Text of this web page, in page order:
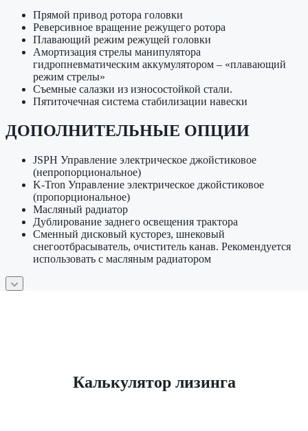
Прямой привод ротора головки
Реверсивное вращение режущего ротора
Плавающий режим режущей головки
Амортизация стрелы манипулятора
гидропневматическим аккумулятором – «плавающий
режим стрелы»
Съемные салазки из износостойкой стали.
Пятиточечная система стабилизации навески
ДОПОЛНИТЕЛЬНЫЕ ОПЦИИ
JSPH Управление электрическое джойстиковое
(непропорциональное)
K-Tron Управление электрическое джойстиковое
(пропорциональное)
Масляный радиатор
Дублирование заднего освещения трактора
Сменный дисковый кусторез, шнековый
снегоотбрасыватель, очиститель канав. Рекомендуется
использовать с масляным радиатором
Калькулятор лизинга